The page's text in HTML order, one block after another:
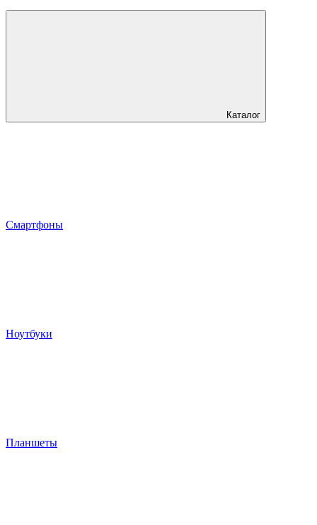
Каталог
Смартфоны
Ноутбуки
Планшеты